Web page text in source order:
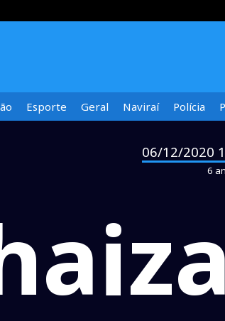
Esporte Geral Naviraí Polícia
06/12/2020
6